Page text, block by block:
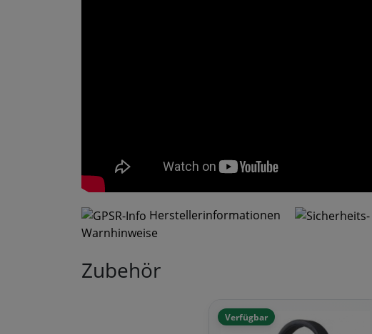
Herstellerinformationen
Warnhinweise
Zubehör
Verfügbar